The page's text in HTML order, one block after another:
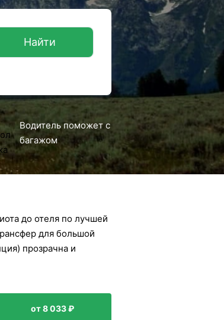
Найти
Водитель поможет с
багажом
до отеля по лучшей
для большой
прозрачна и
от 8 033 ₽